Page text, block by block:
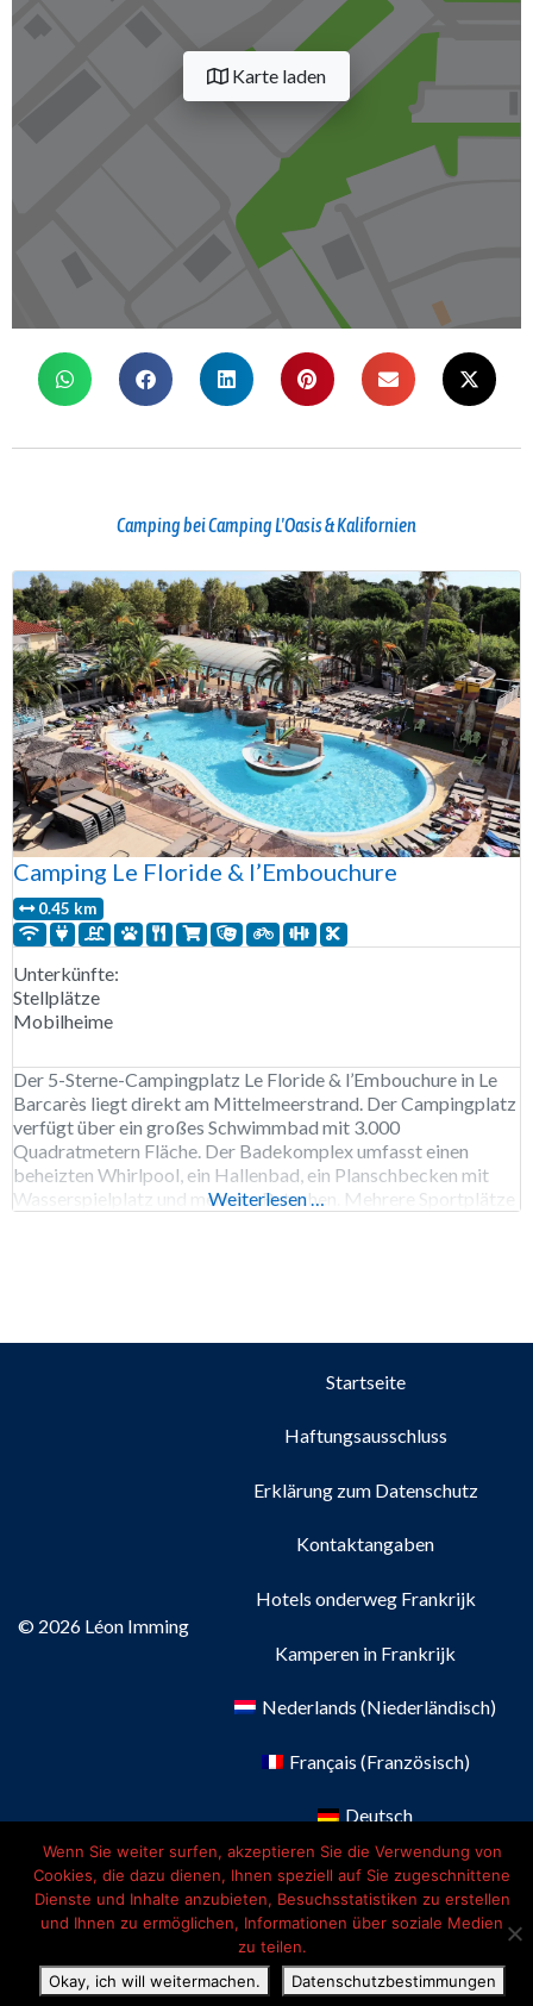
Karte laden
Camping bei Camping L'Oasis & Kalifornien
Camping Le Floride & l’Embouchure
0.45 km
Unterkünfte:
Stellplätze
Mobilheime
Der 5-Sterne-Campingplatz Le Floride & l’Embouchure in Le
Barcarès liegt direkt am Mittelmeerstrand. Der Campingplatz
verfügt über ein großes Schwimmbad mit 3.000
Quadratmetern Fläche. Der Badekomplex umfasst einen
beheizten Whirlpool, ein Hallenbad, ein Planschbecken mit
Wasserspielplatz und mehrere Rutschen. Mehrere Sportplätze
Weiterlesen …
© 2026 Léon Imming
Startseite
Haftungsausschluss
Erklärung zum Datenschutz
Kontaktangaben
Hotels onderweg Frankrijk
Kamperen in Frankrijk
Nederlands (Niederländisch)
Français (Französisch)
Deutsch
English (Englisch)
Wenn Sie weiter surfen, akzeptieren Sie die Verwendung von
Cookies, die dazu dienen, Ihnen speziell auf Sie zugeschnittene
Dienste und Inhalte anzubieten, Besuchsstatistiken zu erstellen
und Ihnen zu ermöglichen, Informationen über soziale Medien
zu teilen.
Okay, ich will weitermachen.
Datenschutzbestimmungen